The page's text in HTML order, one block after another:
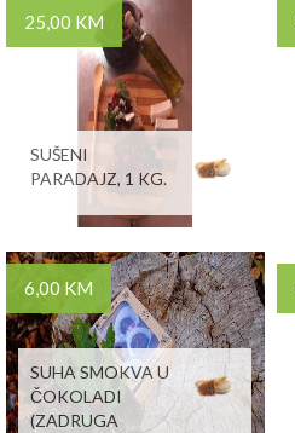
25,00 KM
SUŠENI
PARADAJZ, 1 KG.
6,00 KM
SUHA SMOKVA U
ČOKOLADI
(ZADRUGA